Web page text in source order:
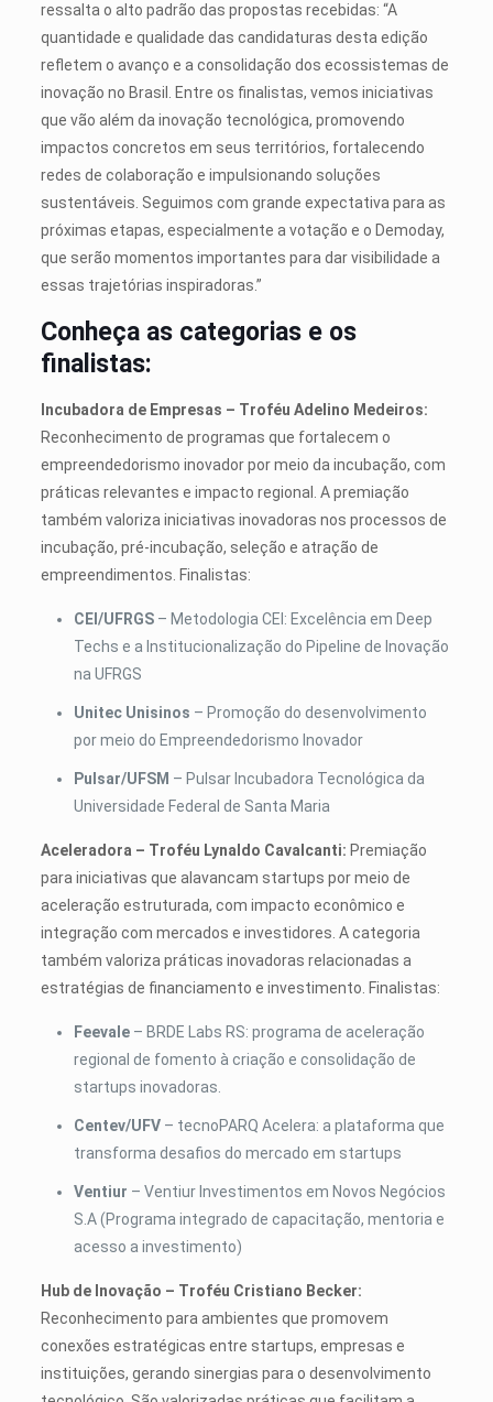
ressalta o alto padrão das propostas recebidas: “A
quantidade e qualidade das candidaturas desta edição
refletem o avanço e a consolidação dos ecossistemas de
inovação no Brasil. Entre os finalistas, vemos iniciativas
que vão além da inovação tecnológica, promovendo
impactos concretos em seus territórios, fortalecendo
redes de colaboração e impulsionando soluções
sustentáveis. Seguimos com grande expectativa para as
próximas etapas, especialmente a votação e o Demoday,
que serão momentos importantes para dar visibilidade a
essas trajetórias inspiradoras.”
Conheça as categorias e os
finalistas:
Incubadora de Empresas – Troféu Adelino Medeiros:
Reconhecimento de programas que fortalecem o
empreendedorismo inovador por meio da incubação, com
práticas relevantes e impacto regional. A premiação
também valoriza iniciativas inovadoras nos processos de
incubação, pré-incubação, seleção e atração de
empreendimentos. Finalistas:
CEI/UFRGS– Metodologia CEI: Excelência em Deep
Techs e a Institucionalização do Pipeline de Inovação
na UFRGS
Unitec Unisinos – Promoção do desenvolvimento
por meio do Empreendedorismo Inovador
Pulsar/UFSM – Pulsar Incubadora Tecnológica da
Universidade Federal de Santa Maria
Aceleradora – Troféu Lynaldo Cavalcanti: Premiação
para iniciativas que alavancam startups por meio de
aceleração estruturada, com impacto econômico e
integração com mercados e investidores. A categoria
também valoriza práticas inovadoras relacionadas a
estratégias de financiamento e investimento. Finalistas:
Feevale– BRDE Labs RS: programa de aceleração
regional de fomento à criação e consolidação de
startups inovadoras.
Centev/UFV – tecnoPARQ Acelera: a plataforma que
transforma desafios do mercado em startups
Ventiur – Ventiur Investimentos em Novos Negócios
S.A (Programa integrado de capacitação, mentoria e
acesso a investimento)
Hub de Inovação – Troféu Cristiano Becker:
Reconhecimento para ambientes que promovem
conexões estratégicas entre startups, empresas e
instituições, gerando sinergias para o desenvolvimento